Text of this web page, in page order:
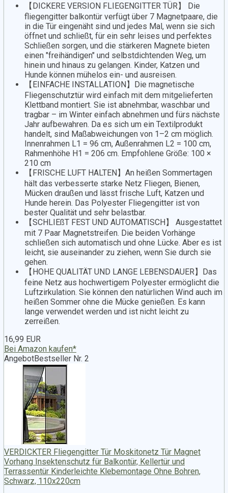
【DICKERE VERSION FLIEGENGITTER TÜR】 Die
fliegengitter balkontür verfügt über 7 Magnetpaare, die
in die Tür eingenäht sind und jedes Mal, wenn sie sich
öffnet und schließt, für ein sehr leises und perfektes
Schließen sorgen, und die stärkeren Magnete bieten
einen "freihändigen" und selbstdichtenden Weg, um
hinein und hinaus zu gelangen. Kinder, Katzen und
Hunde können mühelos ein- und ausreisen.
【EINFACHE INSTALLATION】Die magnetische
Fliegenschutztür wird einfach mit dem mitgelieferten
Klettband montiert. Sie ist abnehmbar, waschbar und
tragbar – im Winter einfach abnehmen und fürs nächste
Jahr aufbewahren. Da es sich um ein Textilprodukt
handelt, sind Maßabweichungen von 1–2 cm möglich.
Innenrahmen L1 = 96 cm, Außenrahmen L2 = 100 cm,
Rahmenhöhe H1 = 206 cm. Empfohlene Größe: 100 ×
210 cm
【FRISCHE LUFT HALTEN】An heißen Sommertagen
hält das verbesserte starke Netz Fliegen, Bienen,
Mücken draußen und lässt frische Luft, Katzen und
Hunde herein. Das Polyester Fliegengitter ist von
bester Qualität und sehr belastbar.
【SCHLIEßT FEST UND AUTOMATISCH】 Ausgestattet
mit 7 Paar Magnetstreifen. Die beiden Vorhänge
schließen sich automatisch und ohne Lücke. Aber es ist
leicht, sie auseinander zu ziehen, wenn Sie durch sie
gehen.
【HOHE QUALITÄT UND LANGE LEBENSDAUER】Das
feine Netz aus hochwertigem Polyester ermöglicht die
Luftzirkulation. Sie können den natürlichen Wind auch im
heißen Sommer ohne die Mücke genießen. Es kann
lange verwendet werden und ist nicht leicht zu
zerreißen.
16,99 EUR
Bei Amazon kaufen*
AngebotBestseller Nr. 2
VERDICKTER Fliegengitter Tür Moskitonetz Tür Magnet
Vorhang Insektenschutz für Balkontür, Kellertür und
Terrassentür Kinderleichte Klebemontage Ohne Bohren,
Schwarz, 110x220cm